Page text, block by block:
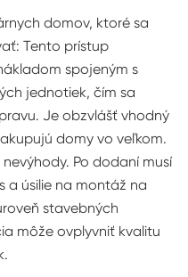
domov, ktoré sa
Tento prístup
spojeným s
jednotiek, čím sa
Je obzvlášť vhodný
domy vo veľkom.
Po dodaní musí
a úsilie na montáž na
stavebných
môže ovplyvniť kvalitu